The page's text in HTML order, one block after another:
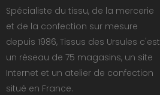
Spécialiste du tissu, de la mercerie
et de la confection sur mesure
depuis 1986, Tissus des Ursules c'est
un réseau de 75 magasins, un site
Internet et un atelier de confection
situé en France.